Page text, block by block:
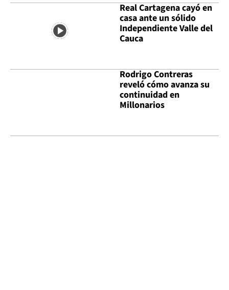
Real Cartagena cayó en
casa ante un sólido
Independiente Valle del
Cauca
Rodrigo Contreras
reveló cómo avanza su
continuidad en
Millonarios